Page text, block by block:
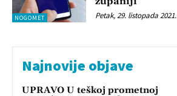
NOGOMET Petak, 29. listopada 2021.
Najnovije objave
UPRAVO U teškoj prometnoj